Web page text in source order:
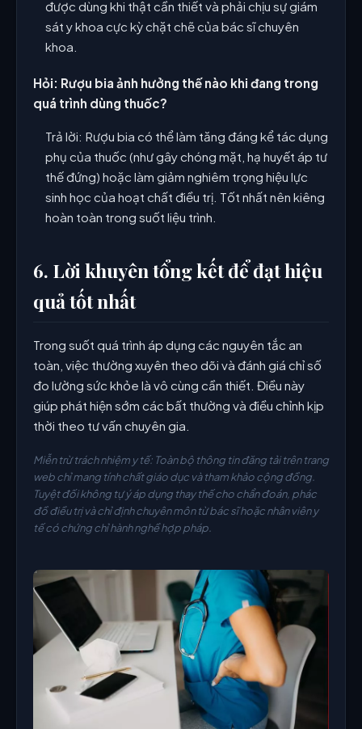
được dùng khi thật cần thiết và phải chịu sự giám
sát y khoa cực kỳ chặt chẽ của bác sĩ chuyên
khoa.
Hỏi: Rượu bia ảnh hưởng thế nào khi đang trong
quá trình dùng thuốc?
Trả lời: Rượu bia có thể làm tăng đáng kể tác dụng
phụ của thuốc (như gây chóng mặt, hạ huyết áp tư
thế đứng) hoặc làm giảm nghiêm trọng hiệu lực
sinh học của hoạt chất điều trị. Tốt nhất nên kiêng
hoàn toàn trong suốt liệu trình.
6. Lời khuyên tổng kết để đạt hiệu
quả tốt nhất
Trong suốt quá trình áp dụng các nguyên tắc an
toàn, việc thường xuyên theo dõi và đánh giá chỉ số
đo lường sức khỏe là vô cùng cần thiết. Điều này
giúp phát hiện sớm các bất thường và điều chỉnh kịp
thời theo tư vấn chuyên gia.
Miễn trừ trách nhiệm y tế: Toàn bộ thông tin đăng tải trên trang
web chỉ mang tính chất giáo dục và tham khảo cộng đồng.
Tuyệt đối không tự ý áp dụng thay thế cho chẩn đoán, phác
đồ điều trị và chỉ định chuyên môn từ bác sĩ hoặc nhân viên y
tế có chứng chỉ hành nghề hợp pháp.